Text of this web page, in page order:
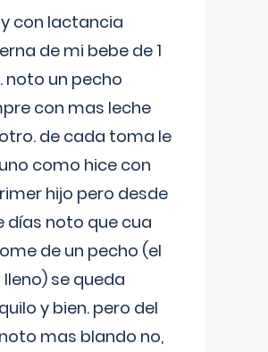
con lactancia
de mi bebe de 1
noto un pecho
con mas leche
de cada toma le
como hice con
hijo pero desde
días noto que cua
de un pecho (el
se queda
y bien. pero del
mas blando no,